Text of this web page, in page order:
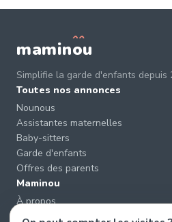
maminou
Simplifie la garde d'enfants depuis
Toutes nos annonces
Nounous
Assistantes maternelles
Baby-sitters
Garde d'enfants
Offres des parents
Maminou
À propos
Nous contacter